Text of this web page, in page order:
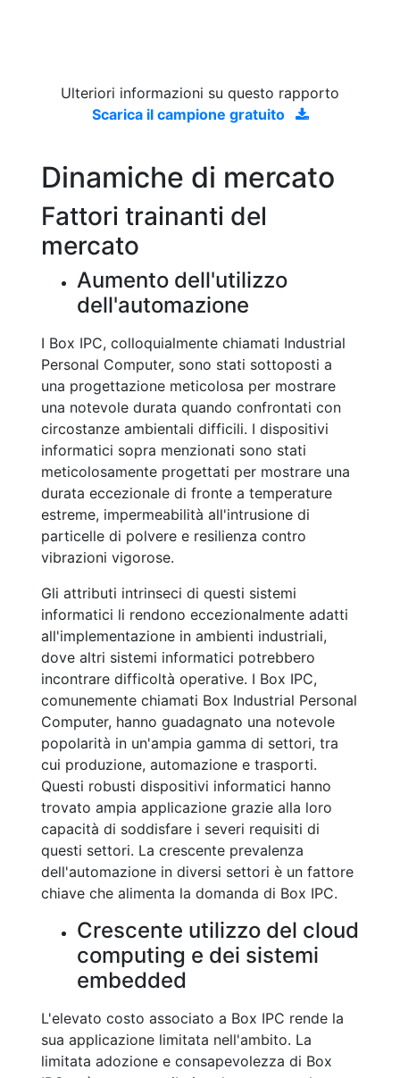
Ulteriori informazioni su questo rapporto
Scarica il campione gratuito
Dinamiche di mercato
Fattori trainanti del
mercato
Aumento dell'utilizzo
dell'automazione
I Box IPC, colloquialmente chiamati Industrial
Personal Computer, sono stati sottoposti a
una progettazione meticolosa per mostrare
una notevole durata quando confrontati con
circostanze ambientali difficili. I dispositivi
informatici sopra menzionati sono stati
meticolosamente progettati per mostrare una
durata eccezionale di fronte a temperature
estreme, impermeabilità all'intrusione di
particelle di polvere e resilienza contro
vibrazioni vigorose.
Gli attributi intrinseci di questi sistemi
informatici li rendono eccezionalmente adatti
all'implementazione in ambienti industriali,
dove altri sistemi informatici potrebbero
incontrare difficoltà operative. I Box IPC,
comunemente chiamati Box Industrial Personal
Computer, hanno guadagnato una notevole
popolarità in un'ampia gamma di settori, tra
cui produzione, automazione e trasporti.
Questi robusti dispositivi informatici hanno
trovato ampia applicazione grazie alla loro
capacità di soddisfare i severi requisiti di
questi settori. La crescente prevalenza
dell'automazione in diversi settori è un fattore
chiave che alimenta la domanda di Box IPC.
Crescente utilizzo del cloud
computing e dei sistemi
embedded
L'elevato costo associato a Box IPC rende la
sua applicazione limitata nell'ambito. La
limitata adozione e consapevolezza di Box